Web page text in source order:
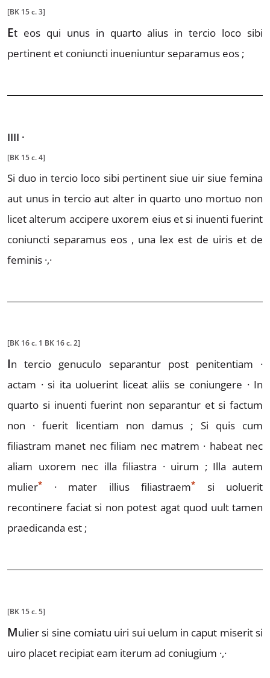
[BK 15 c. 3]
Et eos qui unus in quarto alius in tercio loco sibi
pertinent et coniuncti inueniuntur separamus eos ;
IIII ·
[BK 15 c. 4]
Si duo in tercio loco sibi pertinent siue uir siue femina
aut unus in tercio aut alter in quarto uno mortuo non
licet alterum accipere uxorem eius et si inuenti fuerint
coniuncti separamus eos , una lex est de uiris et de
feminis ·,·
[BK 16 c. 1 BK 16 c. 2]
In tercio genuculo separantur post penitentiam ·
actam · si ita uoluerint liceat aliis se coniungere · In
quarto si inuenti fuerint non separantur et si factum
non ·fuerit licentiam non damus ; Si quis cum
filiastram manet nec filiam nec matrem · habeat nec
aliam uxorem nec illa filiastra · uirum ; Illa autem
mulier* · mater illius filiastraem* si uoluerit
recontinere faciat si non potest agat quod uult tamen
praedicanda est ;
[BK 15 c. 5]
Muliersi sine comiatu uiri sui uelum in caput miserit si
uiro placet recipiat eam iterum ad coniugium ·,·